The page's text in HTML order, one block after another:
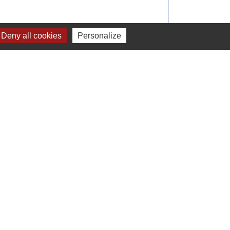
Signaler une erreur sur cette page
all cookies Personalize